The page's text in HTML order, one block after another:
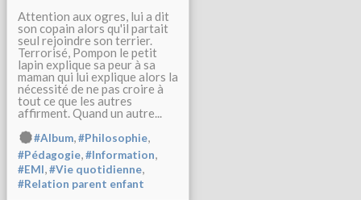
Attention aux ogres, lui a dit
son copain alors qu'il partait
seul rejoindre son terrier.
Terrorisé, Pompon le petit
lapin explique sa peur à sa
maman qui lui explique alors la
nécessité de ne pas croire à
tout ce que les autres
affirment. Quand un autre...
#Album #Philosophie
#Pédagogie,#Information,
#EMI,#Vie quotidienne,
#Relation parent enfant